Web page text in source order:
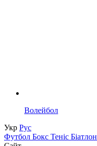
Волейбол
Укр Рус
Футбол Бокс Теніс Біатлон